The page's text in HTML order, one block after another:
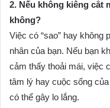
2. Nếu không kiêng cắt
không?
Việc có “sao” hay không
nhân của bạn. Nếu bạn
cảm thấy thoải mái, việc
tâm lý hay cuộc sống
có thể gây lo lắng.